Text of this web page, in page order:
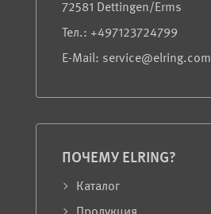
72581 Dettingen/Erms
Teл.: +497123724799
E-Mail: service@elring.com
ПОЧЕМУ ELRING?
Каталог